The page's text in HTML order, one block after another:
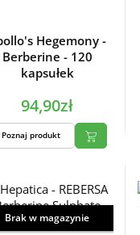
Hegemony -
Berberine - 120
kapsułek
94,90zł
Poznaj produkt
Brak w magazynie